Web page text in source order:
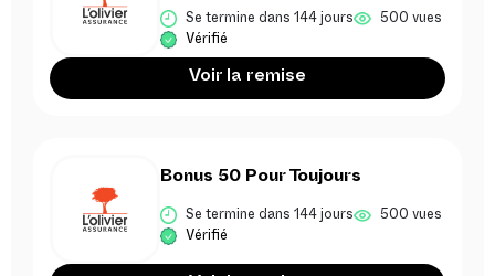
Se termine dans 144 jours 500 vues
Vérifié
Voir la remise
Bonus 50 Pour Toujours
Se termine dans 144 jours 500 vues
Vérifié